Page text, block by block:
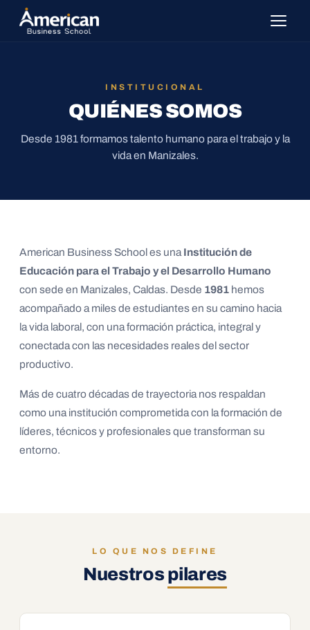
INSTITUCIONAL
QUIÉNES SOMOS
Desde 1981 formamos talento humano para el trabajo y la
vida en Manizales.
American Business School es una Institución de
Educación para el Trabajo y el Desarrollo Humano
con sede en Manizales, Caldas. Desde 1981 hemos
acompañado a miles de estudiantes en su camino hacia
la vida laboral, con una formación práctica, integral y
conectada con las necesidades reales del sector
productivo.
Más de cuatro décadas de trayectoria nos respaldan
como una institución comprometida con la formación de
líderes, técnicos y profesionales que transforman su
entorno.
LO QUE NOS DEFINE
Nuestros pilares